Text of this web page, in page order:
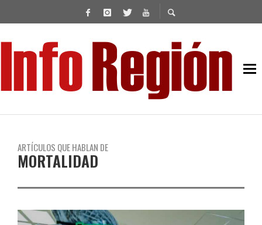
ARTÍCULOS QUE HABLAN DE
MORTALIDAD